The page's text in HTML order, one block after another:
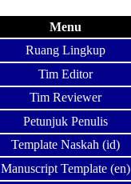
Menu
Ruang Lingkup
Tim Editor
Tim Reviewer
Petunjuk Penulis
Template Naskah (id)
Manuscript Template (en)